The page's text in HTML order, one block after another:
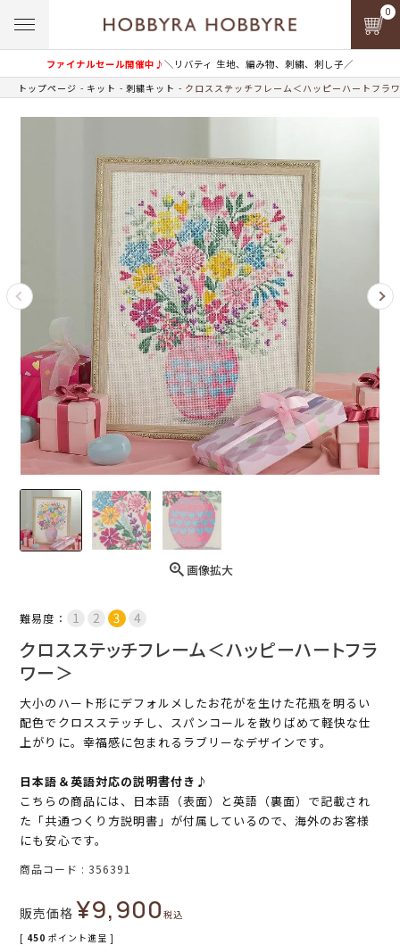
ファイナルセール開催中♪＼リバティ 生地、編み物、刺繍、刺し子／
0
トップページ キット 刺繍キット クロスステッチフレーム＜ハッピーハートフラ
画像拡大
難易度：
クロスステッチフレーム＜ハッピーハートフラ
ワー＞
大小のハート形にデフォルメしたお花がを生けた花瓶を明るい
配色でクロスステッチし、スパンコールを散りばめて軽快な仕
上がりに。幸福感に包まれるラブリーなデザインです。
日本語＆英語対応の説明書付き♪
こちらの商品には、日本語（表面）と英語（裏面）で記載され
た「共通つくり方説明書」が付属しているので、海外のお客様
にも安心です。
商品コード 356391
販売価格 ¥9,900税込
[ 450 ポイント進呈 ]